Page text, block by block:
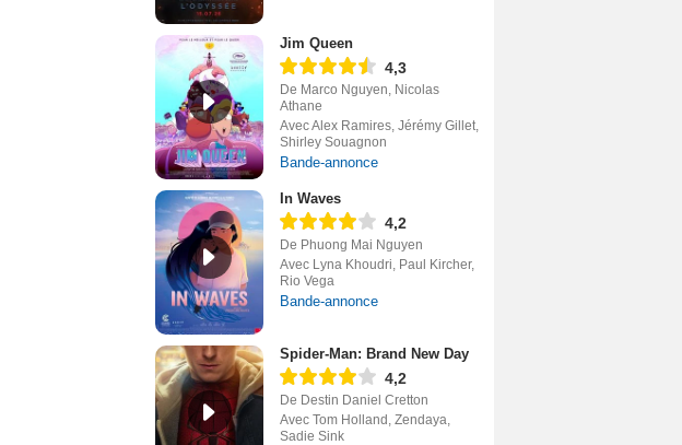
Jim Queen
4,3
De Marco Nguyen, Nicolas
Athane
Avec Alex Ramires, Jérémy Gillet,
Shirley Souagnon
Bande-annonce
In Waves
4,2
De Phuong Mai Nguyen
Avec Lyna Khoudri, Paul Kircher,
Rio Vega
Bande-annonce
Spider-Man: Brand New Day
4,2
De Destin Daniel Cretton
Avec Tom Holland, Zendaya,
Sadie Sink